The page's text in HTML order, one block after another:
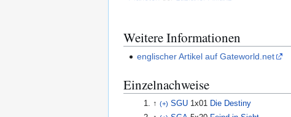
Weitere Informationen
englischer Artikel auf Gateworld.net
Einzelnachweise
↑ (+) SGU 1x01 Die Destiny